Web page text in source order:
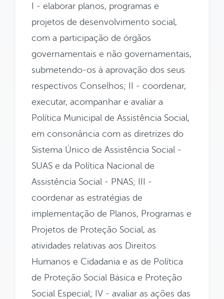
I - elaborar planos, programas e
projetos de desenvolvimento social,
com a participação de órgãos
governamentais e não governamentais,
submetendo-os à aprovação dos seus
respectivos Conselhos; II - coordenar,
executar, acompanhar e avaliar a
Política Municipal de Assistência Social,
em consonância com as diretrizes do
Sistema Único de Assistência Social -
SUAS e da Política Nacional de
Assistência Social - PNAS; III -
coordenar as estratégias de
implementação de Planos, Programas e
Projetos de Proteção Social, as
atividades relativas aos Direitos
Humanos e Cidadania e as de Política
de Proteção Social Básica e Proteção
Social Especial; IV - avaliar as ações das